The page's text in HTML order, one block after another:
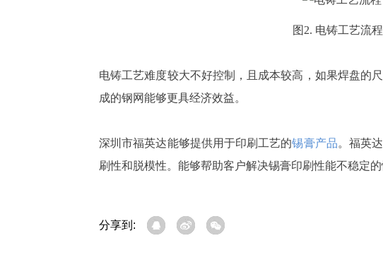
图 2. 电铸工艺流程
电铸工艺难度较大不好控制，且成本较高，如果焊盘的
成的钢网能够更具经济效益。
深圳市福英达能够提供用于印刷工艺的锡膏产品。福英
刷性和脱模性。能够帮助客户解决锡膏印刷性能不稳定的
分享到: